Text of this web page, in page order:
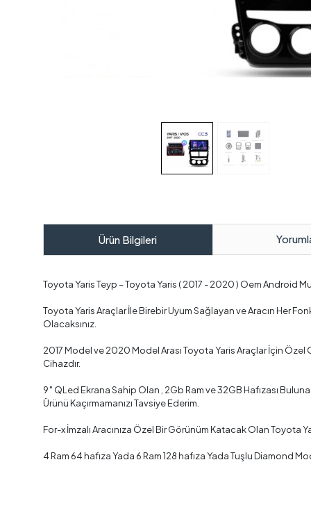
Ürün Bilgileri
Toyota Yaris Teyp – Toyota Yaris ( 2017 - 2020 ) Oem Android
Toyota Yaris Araçlar İle Birebir Uyum Sağlayan ve Aracın Her
Olacaksınız.
2017 Model ve 2020 Model Arası Toyota Yaris Araçlar İçin Özel
Cihazdır.
9″ QLed Ekrana Sahip Olan , 2Gb Ram ve 32GB Hafızası
Ürünü Kaçırmamanızı Tavsiye Ederim.
For-x İmzalı Aracınıza Özel Bir Görünüm Katacak Olan
4 Ram 64 hafıza Yada 6 Ram 128 hafıza Yada Tuşlu Diamond